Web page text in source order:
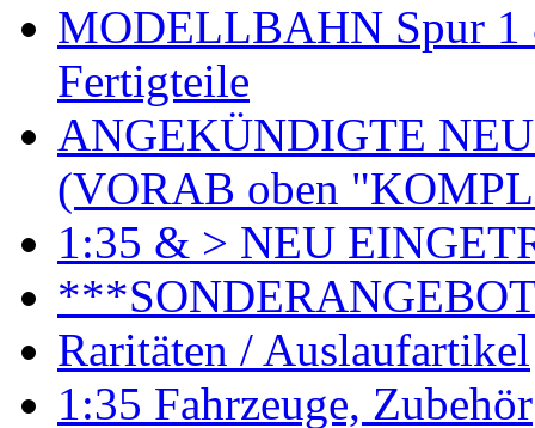
MODELLBAHN Spur 1
Fertigteile
ANGEKÜNDIGTE
(VORAB oben
1:35 & > NEU
Raritäten / Auslaufartikel
1:35 Fahrzeuge, Zubehör